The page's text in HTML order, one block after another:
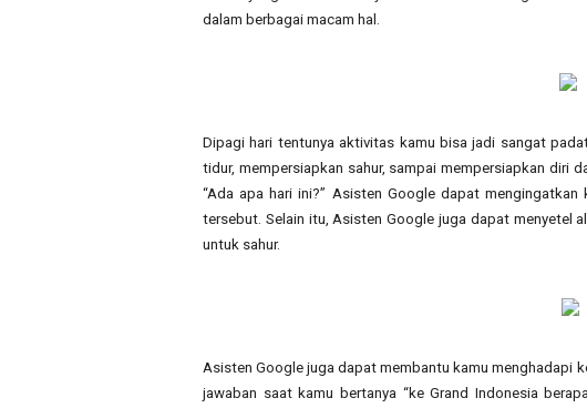
dalam berbagai macam hal.
Dipagi hari tentunya aktivitas kamu bisa jadi sangat
tidur, mempersiapkan sahur, sampai mempersiapkan diri
“Ada apa hari ini?” Asisten Google dapat
tersebut. Selain itu, Asisten Google juga dapat menyetel
untuk sahur.
Asisten Google juga dapat membantu kamu menghadapi
jawaban saat kamu bertanya “ke Grand Indonesia